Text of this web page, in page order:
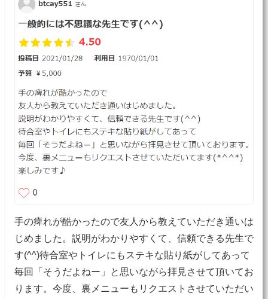
手の痺れが酷かったので友人から教えていただき通いは
じめました。説明がわかりやすくて、信頼できる先生で
す(^^)待合室やトイレにもステキな貼り紙がしてあって
毎回「そうだよねー」と思いながら拝見させて頂いてお
ります。今度、裏メニューもリクエストさせていただい